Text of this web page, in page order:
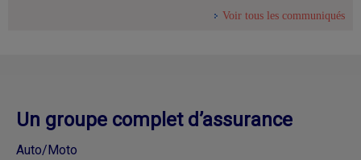
Voir tous les communiqués
Un groupe complet d’assurance
Auto/Moto